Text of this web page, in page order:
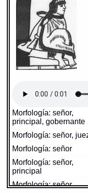
Morfología: señor,
principal, gobernante
Morfología: señor,
Morfología: señor
Morfología: señor,
principal
Morfología: señor,